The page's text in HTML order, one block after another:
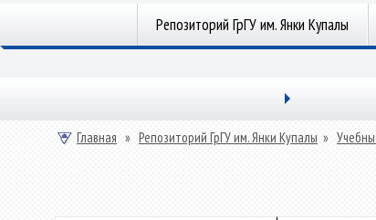
Репозиторий ГрГУ им. Янки Купалы
Главная » Репозиторий ГрГУ им. Янки Купалы »